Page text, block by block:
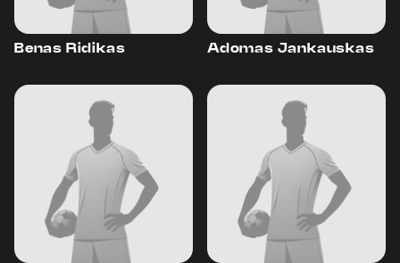
Benas Ridikas Adomas Jankauskas